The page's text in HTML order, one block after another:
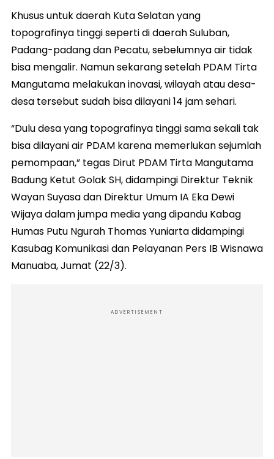
Khusus untuk daerah Kuta Selatan yang
topografinya tinggi seperti di daerah Suluban,
Padang-padang dan Pecatu, sebelumnya air tidak
bisa mengalir. Namun sekarang setelah PDAM Tirta
Mangutama melakukan inovasi, wilayah atau desa-
desa tersebut sudah bisa dilayani 14 jam sehari.
“Dulu desa yang topografinya tinggi sama sekali tak
bisa dilayani air PDAM karena memerlukan sejumlah
pemompaan,” tegas Dirut PDAM Tirta Mangutama
Badung Ketut Golak SH, didampingi Direktur Teknik
Wayan Suyasa dan Direktur Umum IA Eka Dewi
Wijaya dalam jumpa media yang dipandu Kabag
Humas Putu Ngurah Thomas Yuniarta didampingi
Kasubag Komunikasi dan Pelayanan Pers IB Wisnawa
Manuaba, Jumat (22/3).
ADVERTISEMENT